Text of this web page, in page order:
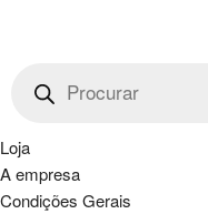
search
Loja
A empresa
Condições Gerais